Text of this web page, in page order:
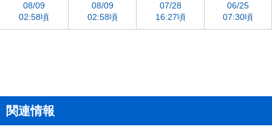
08/09
02:58頃
08/09
02:58頃
07/28
16:27頃
06/25
07:30頃
関連情報